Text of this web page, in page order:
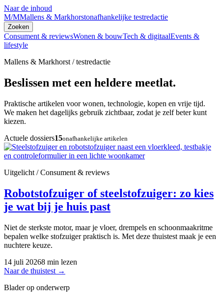
Naar de inhoud
M/MMallens & Markhorstonafhankelijke testredactie
Zoeken
Consument & reviewsWonen & bouwTech & digitaalEvents &
lifestyle
Mallens & Markhorst / testredactie
Beslissen met een heldere meetlat.
Praktische artikelen voor wonen, technologie, kopen en vrije tijd.
We maken het dagelijks gebruik zichtbaar, zodat je zelf beter kunt
kiezen.
Actuele dossiers15onafhankelijke artikelen
Uitgelicht / Consument & reviews
Robotstofzuiger of steelstofzuiger: zo kies
je wat bij je huis past
Niet de sterkste motor, maar je vloer, drempels en schoonmaakritme
bepalen welke stofzuiger praktisch is. Met deze thuistest maak je een
nuchtere keuze.
14 juli 20268 min lezen
Naar de thuistest →
Blader op onderwerp